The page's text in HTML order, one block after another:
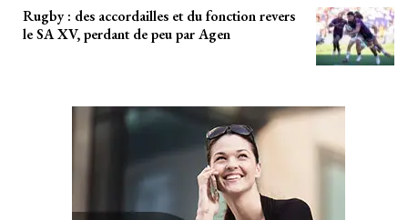
Rugby : des accordailles et du fonction revers
le SA XV, perdant de peu par Agen